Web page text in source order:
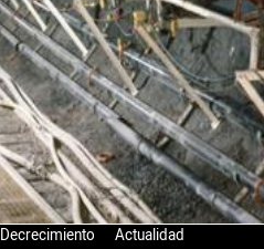
Decrecimiento Actualidad